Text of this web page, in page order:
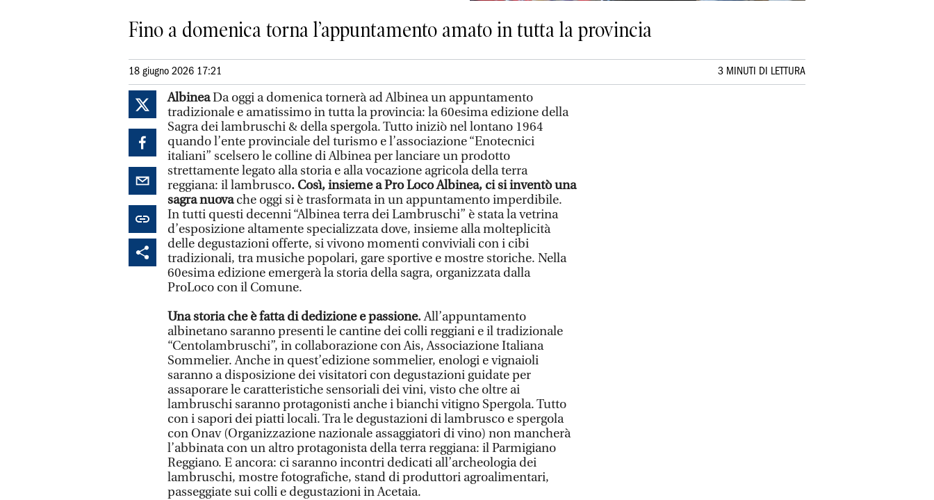
Fino a domenica torna l’appuntamento amato in tutta la provincia
18 giugno 2026 17:21 3 MINUTI DI LETTURA
AlbineaDa oggi a domenica tornerà ad Albinea un appuntamento
tradizionale e amatissimo in tutta la provincia: la 60esima edizione della
Sagra dei lambruschi & della spergola. Tutto iniziò nel lontano 1964
quando l’ente provinciale del turismo e l’associazione “Enotecnici
italiani” scelsero le colline di Albinea per lanciare un prodotto
strettamente legato alla storia e alla vocazione agricola della terra
reggiana: il lambrusco. Così, insieme a Pro Loco Albinea, ci si inventò una
sagra nuovache oggi si è trasformata in un appuntamento imperdibile.
In tutti questi decenni “Albinea terra dei Lambruschi” è stata la vetrina
d’esposizione altamente specializzata dove, insieme alla molteplicità
delle degustazioni offerte, si vivono momenti conviviali con i cibi
tradizionali, tra musiche popolari, gare sportive e mostre storiche. Nella
60esima edizione emergerà la storia della sagra, organizzata dalla
ProLoco con il Comune.
Una storia che è fatta di dedizione e passione.All’appuntamento
albinetano saranno presenti le cantine dei colli reggiani e il tradizionale
“Centolambruschi”, in collaborazione con Ais, Associazione Italiana
Sommelier. Anche in quest’edizione sommelier, enologi e vignaioli
saranno a disposizione dei visitatori con degustazioni guidate per
assaporare le caratteristiche sensoriali dei vini, visto che oltre ai
lambruschi saranno protagonisti anche i bianchi vitigno Spergola. Tutto
con i sapori dei piatti locali. Tra le degustazioni di lambrusco e spergola
con Onav (Organizzazione nazionale assaggiatori di vino) non mancherà
l’abbinata con un altro protagonista della terra reggiana: il Parmigiano
Reggiano. E ancora: ci saranno incontri dedicati all’archeologia dei
lambruschi, mostre fotografiche, stand di produttori agroalimentari,
passeggiate sui colli e degustazioni in Acetaia.